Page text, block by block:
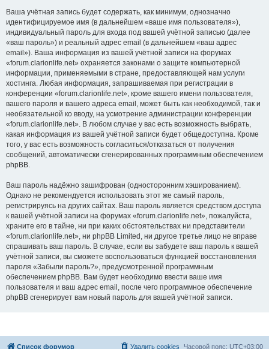
Ваша учётная запись будет содержать, как минимум, однозначно
идентифицируемое имя (в дальнейшем «ваше имя пользователя»),
индивидуальный пароль для входа под вашей учётной записью (далее
«ваш пароль») и реальный адрес email (в дальнейшем «ваш адрес
email»). Ваша информация из вашей учётной записи на форумах
«forum.clarionlife.net» охраняется законами о защите компьютерной
информации, применяемыми в стране, предоставляющей нам услуги
хостинга. Любая информация, запрашиваемая при регистрации в
конференции «forum.clarionlife.net», кроме вашего имени пользователя,
вашего пароля и вашего адреса email, может быть как необходимой, так и
необязательной ко вводу, на усмотрение администрации конференции
«forum.clarionlife.net». В любом случае у вас есть возможность выбрать,
какая информация из вашей учётной записи будет общедоступна. Кроме
того, у вас есть возможность согласиться/отказаться от получения
сообщений, автоматически сгенерированных программным обеспечением
phpBB.
Ваш пароль надёжно зашифрован (односторонним хэшированием).
Однако не рекомендуется использовать этот же самый пароль,
регистрируясь на других сайтах. Ваш пароль является средством доступа
к вашей учётной записи на форумах «forum.clarionlife.net», пожалуйста,
храните его в тайне, ни при каких обстоятельствах ни представители
«forum.clarionlife.net», ни phpBB Limited, ни другое третье лицо не вправе
спрашивать ваш пароль. В случае, если вы забудете ваш пароль к вашей
учётной записи, вы сможете воспользоваться функцией восстановления
пароля «Забыли пароль?», предусмотренной программным
обеспечением phpBB. Вам будет необходимо ввести ваше имя
пользователя и ваш адрес email, после чего программное обеспечение
phpBB сгенерирует вам новый пароль для вашей учётной записи.
Список форумов Часовой пояс: UTC+03:00
Удалить cookies